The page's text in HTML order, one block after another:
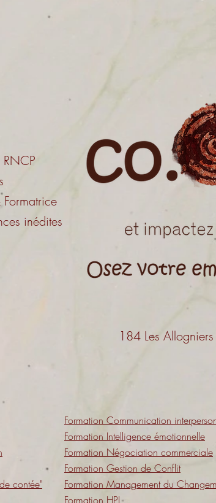
inédites
184 Les
contée"
Formation Communication
Formation Intelligence émotionnelle
Formation Négociation commerciale
Formation Gestion de Conflit
Formation Management du
Formation HPI